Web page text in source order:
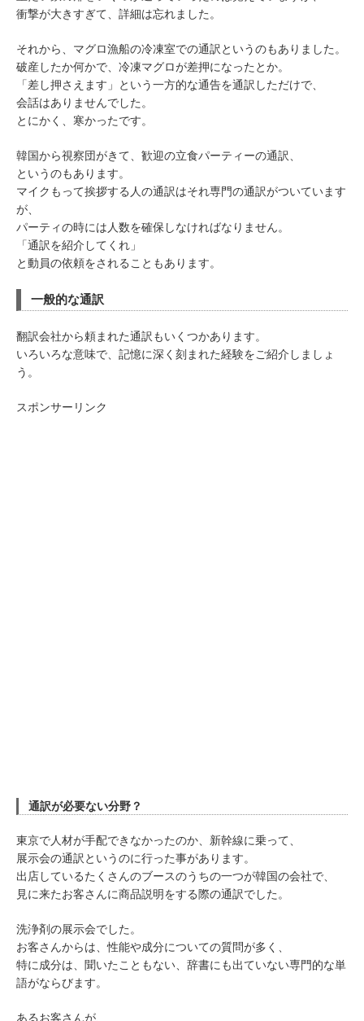
衝撃が大きすぎて、詳細は忘れました。
それから、マグロ漁船の冷凍室での通訳というのもありました。
破産したか何かで、冷凍マグロが差押になったとか。
「差し押さえます」という一方的な通告を通訳しただけで、
会話はありませんでした。
とにかく、寒かったです。
韓国から視察団がきて、歓迎の立食パーティーの通訳、
というのもあります。
マイクもって挨拶する人の通訳はそれ専門の通訳がついています
が、
パーティの時には人数を確保しなければなりません。
「通訳を紹介してくれ」
と動員の依頼をされることもあります。
一般的な通訳
翻訳会社から頼まれた通訳もいくつかあります。
いろいろな意味で、記憶に深く刻まれた経験をご紹介しましょ
う。
スポンサーリンク
通訳が必要ない分野？
東京で人材が手配できなかったのか、新幹線に乗って、
展示会の通訳というのに行った事があります。
出店しているたくさんのブースのうちの一つが韓国の会社で、
見に来たお客さんに商品説明をする際の通訳でした。
洗浄剤の展示会でした。
お客さんからは、性能や成分についての質問が多く、
特に成分は、聞いたこともない、辞書にも出ていない専門的な単
語がならびます。
あるお客さんが、